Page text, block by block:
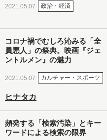
2021.05.07 政治・経済
コロナ禍でむしろ沁みる「全
員悪人」の祭典。映画『ジェ
ントルメン』の魅力
2021.05.07 カルチャー・スポーツ
ヒナタカ
頻発する「検索汚染」とキー
ワードによる検索の限界